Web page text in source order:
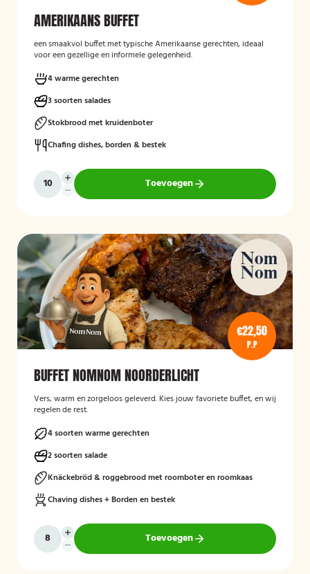
AMERIKAANS BUFFET
een smaakvol buffet met typische Amerikaanse gerechten, ideaal
voor een gezellige en informele gelegenheid.
4 warme gerechten
3 soorten salades
Stokbrood met kruidenboter
Chafing dishes, borden & bestek
Toevoegen
€22,50
P.P
BUFFET NOMNOM NOORDERLICHT
Vers, warm en zorgeloos geleverd. Kies jouw favoriete buffet, en wij
regelen de rest.
4 soorten warme gerechten
2 soorten salade
Knäckebröd & roggebrood met roomboter en roomkaas
Chaving dishes + Borden en bestek
Toevoegen